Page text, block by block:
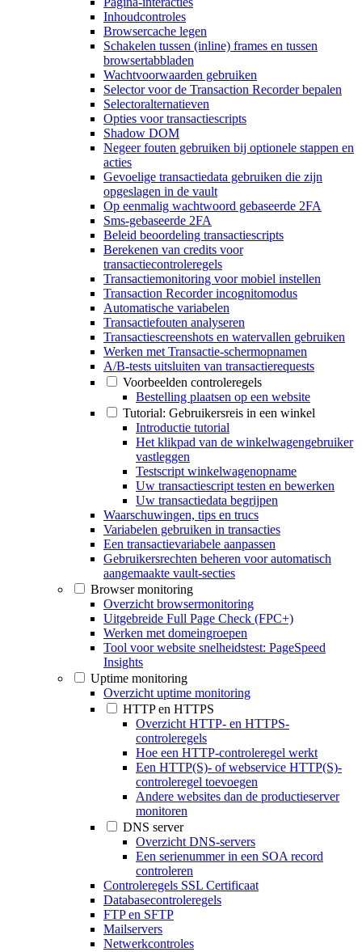
Inhoudcontroles
Browsercache legen
Schakelen tussen (inline) frames en tussen
browsertabbladen
Wachtvoorwaarden gebruiken
Selector voor de Transaction Recorder bepalen
Selectoralternatieven
Opties voor transactiescripts
Shadow DOM
Negeer fouten gebruiken bij optionele stappen en
acties
Gevoelige transactiedata gebruiken die zijn
opgeslagen in de vault
Op eenmalig wachtwoord gebaseerde 2FA
Sms-gebaseerde 2FA
Beleid beoordeling transactiescripts
Berekenen van credits voor
transactiecontroleregels
Transactiemonitoring voor mobiel instellen
Transaction Recorder incognitomodus
Automatische variabelen
Transactiefouten analyseren
Transactiescreenshots en watervallen gebruiken
Werken met Transactie-schermopnamen
A/B-tests uitsluiten van transactierequests
Voorbeelden controleregels
Bestelling plaatsen op een website
Tutorial: Gebruikersreis in een winkel
Introductie tutorial
Het klikpad van de winkelwagengebruiker
vastleggen
Testscript winkelwagenopname
Uw transactiescript testen en bewerken
Uw transactiedata begrijpen
Waarschuwingen, tips en trucs
Variabelen gebruiken in transacties
Een transactievariabele aanpassen
Gebruikersrechten beheren voor automatisch
aangemaakte vault-secties
Browser monitoring
Overzicht browsermonitoring
Uitgebreide Full Page Check (FPC+)
Werken met domeingroepen
Tool voor website snelheidstest: PageSpeed
Insights
Uptime monitoring
Overzicht uptime monitoring
HTTP en HTTPS
Overzicht HTTP- en HTTPS-
controleregels
Hoe een HTTP-controleregel werkt
Een HTTP(S)- of webservice HTTP(S)-
controleregel toevoegen
Andere websites dan de productieserver
monitoren
DNS server
Overzicht DNS-servers
Een serienummer in een SOA record
controleren
Controleregels SSL Certificaat
Databasecontroleregels
FTP en SFTP
Mailservers
Netwerkcontroles